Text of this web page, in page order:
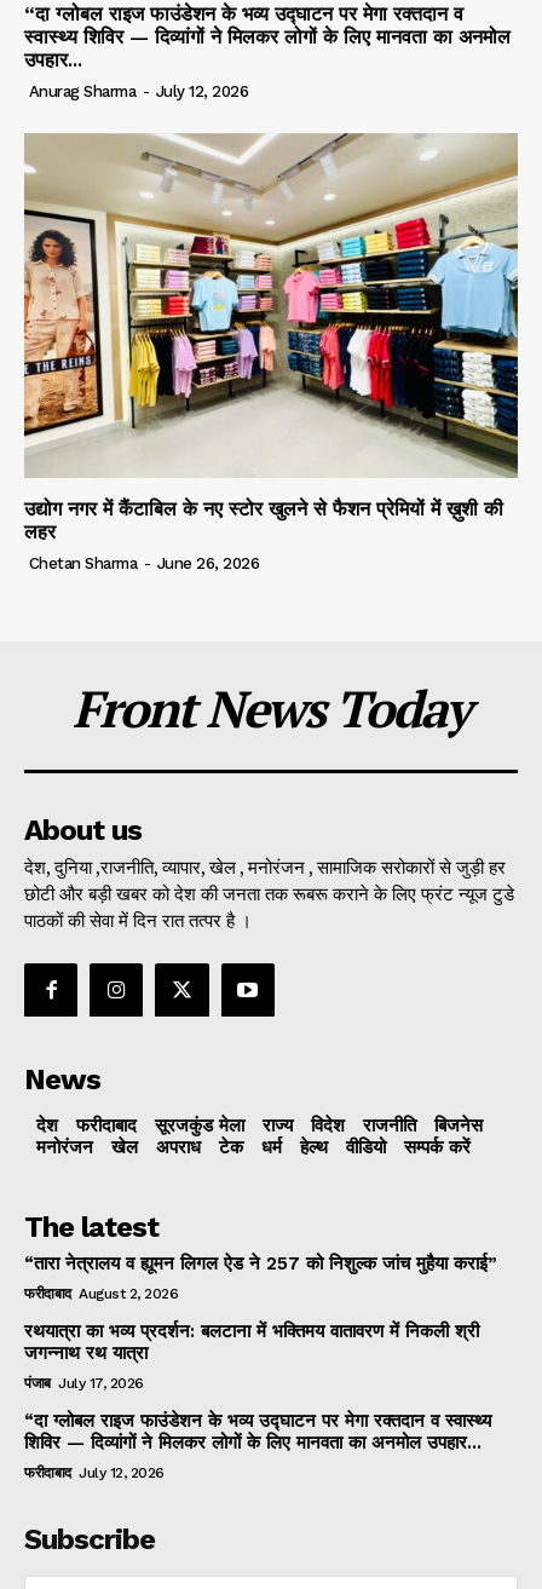
“दा ग्लोबल राइज फाउंडेशन के भव्य उद्घाटन पर मेगा रक्तदान व
स्वास्थ्य शिविर — दिव्यांगों ने मिलकर लोगों के लिए मानवता का अनमोल
उपहार...
Anurag Sharma - July 12, 2026
उद्योग नगर में कैंटाबिल के नए स्टोर खुलने से फैशन प्रेमियों में ख़ुशी की
लहर
Chetan Sharma - June 26, 2026
Front News Today
About us
देश, दुनिया ,राजनीति, व्यापार, खेल , मनोरंजन , सामाजिक सरोकारों से जुड़ी हर
छोटी और बड़ी खबर को देश की जनता तक रूबरू कराने के लिए फ्रंट न्यूज टुडे
पाठकों की सेवा में दिन रात तत्पर है ।
News
देश फरीदाबाद सूरजकुंड मेला राज्‍य विदेश राजनीति
बिजनेस
मनोरंजन
खेल अपराध टेक धर्म हेल्थ वीडियो सम्पर्क करें
The latest
“तारा नेत्रालय व ह्यूमन लिगल ऐड ने 257 को निशुल्क जांच मुहैया कराई”
फरीदाबाद August 2, 2026
रथयात्रा का भव्य प्रदर्शन: बलटाना में भक्तिमय वातावरण में निकली श्री
जगन्नाथ रथ यात्रा
पंजाब July 17, 2026
“दा ग्लोबल राइज फाउंडेशन के भव्य उद्घाटन पर मेगा रक्तदान व स्वास्थ्य
शिविर — दिव्यांगों ने मिलकर लोगों के लिए मानवता का अनमोल उपहार...
फरीदाबाद July 12, 2026
Subscribe